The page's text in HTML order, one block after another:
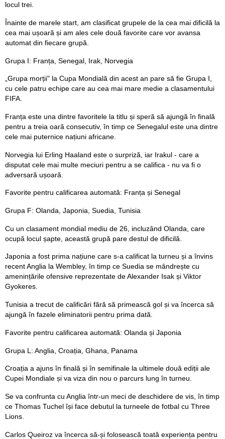
locul trei.
Înainte de marele start, am clasificat grupele de la cea mai dificilă la
cea mai ușoară și am ales cele două favorite care vor avansa
automat din fiecare grupă.
Grupa I: Franța, Senegal, Irak, Norvegia
„Grupa morții" la Cupa Mondială din acest an pare să fie Grupa I,
cu cele patru echipe care au cea mai mare medie a clasamentului
FIFA.
Franța este una dintre favoritele la titlu și speră să ajungă în finală
pentru a treia oară consecutiv, în timp ce Senegalul este una dintre
cele mai puternice națiuni africane.
Norvegia lui Erling Haaland este o surpriză, iar Irakul - care a
disputat cele mai multe meciuri pentru a se califica - nu va fi o
adversară ușoară.
Favorite pentru calificarea automată: Franța și Senegal
Grupa F: Olanda, Japonia, Suedia, Tunisia
Cu un clasament mondial mediu de 26, incluzând Olanda, care
ocupă locul șapte, această grupă pare destul de dificilă.
Japonia a fost prima națiune care s-a calificat la turneu și a învins
recent Anglia la Wembley, în timp ce Suedia se mândrește cu
amenințările ofensive reprezentate de Alexander Isak și Viktor
Gyokeres.
Tunisia a trecut de calificări fără să primească gol și va încerca să
ajungă în fazele eliminatorii pentru prima dată.
Favorite pentru calificarea automată: Olanda și Japonia
Grupa L: Anglia, Croația, Ghana, Panama
Croația a ajuns în finală și în semifinale la ultimele două ediții ale
Cupei Mondiale și va viza din nou o parcurs lung în turneu.
Se va confrunta cu Anglia într-un meci de deschidere de vis, în timp
ce Thomas Tuchel își face debutul la turneele de fotbal cu Three
Lions.
Carlos Queiroz va încerca să-și folosească toată experiența pentru